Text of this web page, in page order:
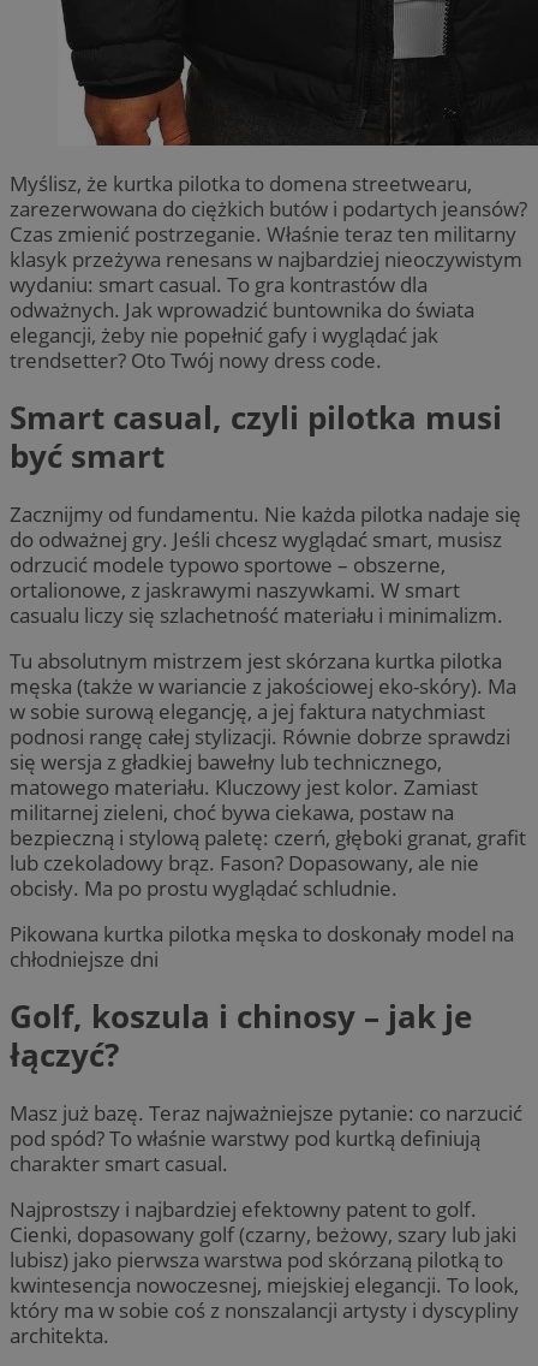
Myślisz, że kurtka pilotka to domena streetwearu,
zarezerwowana do ciężkich butów i podartych jeansów?
Czas zmienić postrzeganie. Właśnie teraz ten militarny
klasyk przeżywa renesans w najbardziej nieoczywistym
wydaniu: smart casual. To gra kontrastów dla
odważnych. Jak wprowadzić buntownika do świata
elegancji, żeby nie popełnić gafy i wyglądać jak
trendsetter? Oto Twój nowy dress code.
Smart casual, czyli pilotka musi
być smart
Zacznijmy od fundamentu. Nie każda pilotka nadaje się
do odważnej gry. Jeśli chcesz wyglądać smart, musisz
odrzucić modele typowo sportowe – obszerne,
ortalionowe, z jaskrawymi naszywkami. W smart
casualu liczy się szlachetność materiału i minimalizm.
Tu absolutnym mistrzem jest skórzana kurtka pilotka
męska (także w wariancie z jakościowej eko-skóry). Ma
w sobie surową elegancję, a jej faktura natychmiast
podnosi rangę całej stylizacji. Równie dobrze sprawdzi
się wersja z gładkiej bawełny lub technicznego,
matowego materiału. Kluczowy jest kolor. Zamiast
militarnej zieleni, choć bywa ciekawa, postaw na
bezpieczną i stylową paletę: czerń, głęboki granat, grafit
lub czekoladowy brąz. Fason? Dopasowany, ale nie
obcisły. Ma po prostu wyglądać schludnie.
Pikowana kurtka pilotka męska to doskonały model na
chłodniejsze dni
Golf, koszula i chinosy – jak je
łączyć?
Masz już bazę. Teraz najważniejsze pytanie: co narzucić
pod spód? To właśnie warstwy pod kurtką definiują
charakter smart casual.
Najprostszy i najbardziej efektowny patent to golf.
Cienki, dopasowany golf (czarny, beżowy, szary lub jaki
lubisz) jako pierwsza warstwa pod skórzaną pilotką to
kwintesencja nowoczesnej, miejskiej elegancji. To look,
który ma w sobie coś z nonszalancji artysty i dyscypliny
architekta.